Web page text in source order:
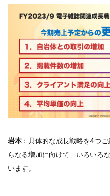
岩本 ：具体的な成長戦略を4つ
らなる増加に向けて、いろいろ
います。